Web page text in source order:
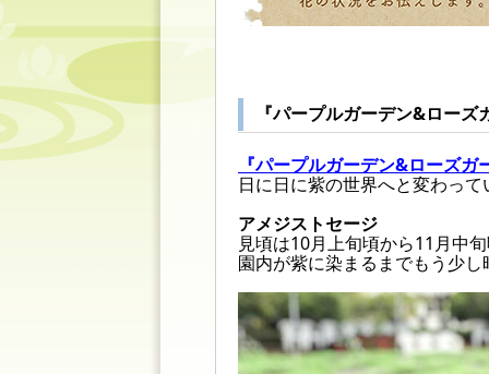
『パープルガーデン&ローズ
『パープルガーデン&ローズガ
日に日に紫の世界へと変わって
アメジストセージ
見頃は10月上旬頃から11月中
園内が紫に染まるまでもう少